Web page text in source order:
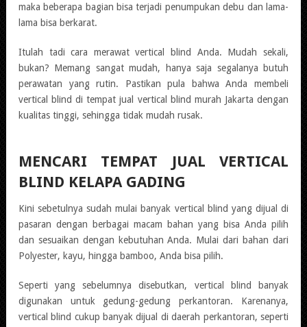
maka beberapa bagian bisa terjadi penumpukan debu dan lama-
lama bisa berkarat.
Itulah tadi cara merawat vertical blind Anda. Mudah sekali,
bukan? Memang sangat mudah, hanya saja segalanya butuh
perawatan yang rutin. Pastikan pula bahwa Anda membeli
vertical blind di tempat jual vertical blind murah Jakarta dengan
kualitas tinggi, sehingga tidak mudah rusak.
MENCARI TEMPAT JUAL VERTICAL
BLIND KELAPA GADING
Kini sebetulnya sudah mulai banyak vertical blind yang dijual di
pasaran dengan berbagai macam bahan yang bisa Anda pilih
dan sesuaikan dengan kebutuhan Anda. Mulai dari bahan dari
Polyester, kayu, hingga bamboo, Anda bisa pilih.
Seperti yang sebelumnya disebutkan, vertical blind banyak
digunakan untuk gedung-gedung perkantoran. Karenanya,
vertical blind cukup banyak dijual di daerah perkantoran, seperti